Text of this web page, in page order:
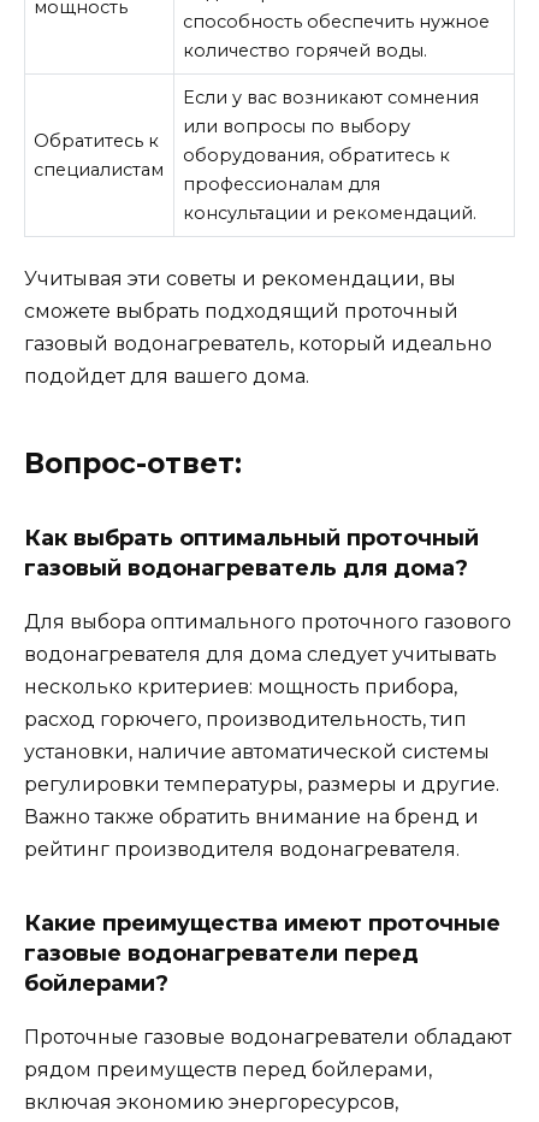
мощность
способность обеспечить нужное
количество горячей воды.
Обратитесь к
специалистам
Если у вас возникают сомнения
или вопросы по выбору
оборудования, обратитесь к
профессионалам для
консультации и рекомендаций.
Учитывая эти советы и рекомендации, вы
сможете выбрать подходящий проточный
газовый водонагреватель, который идеально
подойдет для вашего дома.
Вопрос-ответ:
Как выбрать оптимальный проточный
газовый водонагреватель для дома?
Для выбора оптимального проточного газового
водонагревателя для дома следует учитывать
несколько критериев: мощность прибора,
расход горючего, производительность, тип
установки, наличие автоматической системы
регулировки температуры, размеры и другие.
Важно также обратить внимание на бренд и
рейтинг производителя водонагревателя.
Какие преимущества имеют проточные
газовые водонагреватели перед
бойлерами?
Проточные газовые водонагреватели обладают
рядом преимуществ перед бойлерами,
включая экономию энергоресурсов,